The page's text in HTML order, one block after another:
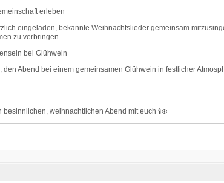
erleben
eingeladen, bekannte Weihnachtslieder gemeinsam
zu verbringen.
bei Glühwein
den Abend bei einem gemeinsamen Glühwein in festlicher
besinnlichen, weihnachtlichen Abend mit euch 🕯️❄️